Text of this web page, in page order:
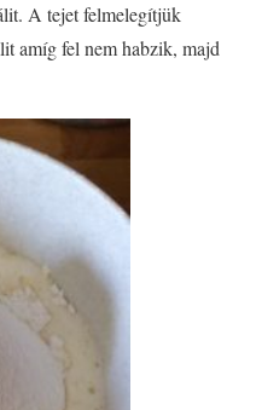
A tejet felmelegítjük
amíg fel nem habzik, majd